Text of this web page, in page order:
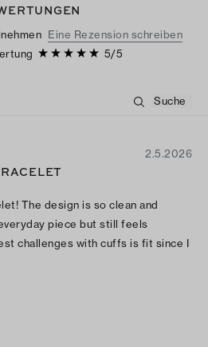
Eine Rezension schreiben
5/5
2.5.2026
The design is so clean and
piece but still feels
challenges with cuffs is fit since I
one is perfect. It sits comfortably
and it pairs effortlessly with
gotten so many compliments on
looking for something timeless